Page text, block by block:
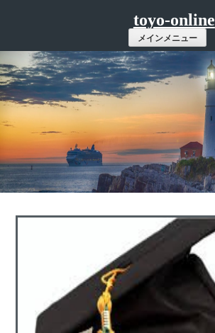
ツ
へ
ス
キ
ッ
プ
toyo-online
メインメニュー